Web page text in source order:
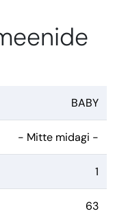
BABY
- Mitte midagi -
1
63